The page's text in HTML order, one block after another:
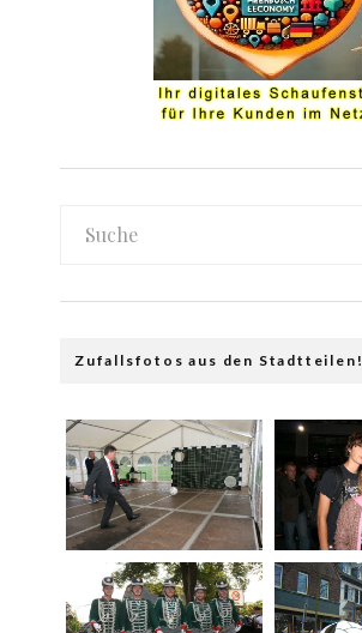
Zufallsfotos aus den Stadtteilen!